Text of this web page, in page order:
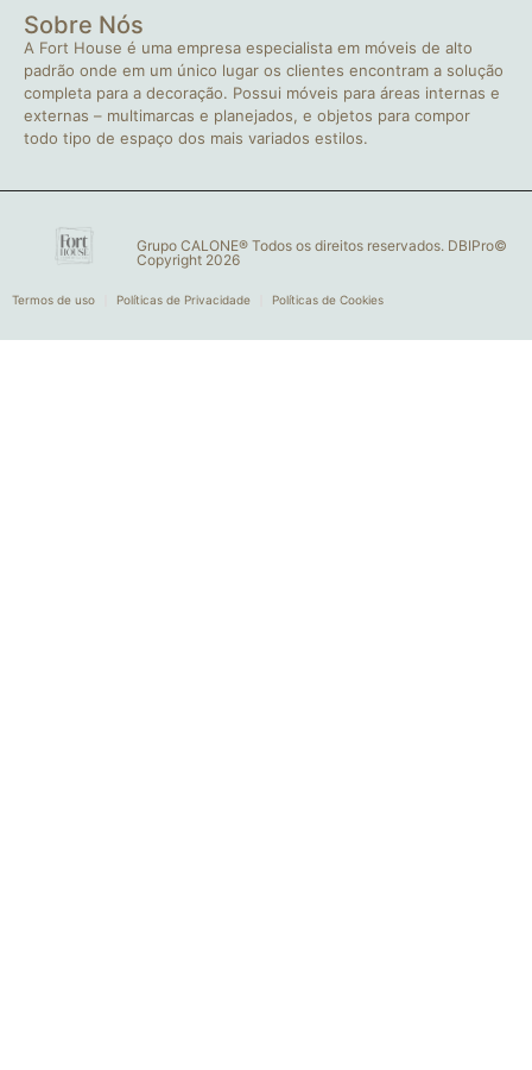
Sobre Nós
A Fort House é uma empresa especialista em móveis de alto
padrão onde em um único lugar os clientes encontram a solução
completa para a decoração. Possui móveis para áreas internas e
externas – multimarcas e planejados, e objetos para compor
todo tipo de espaço dos mais variados estilos.
Grupo CALONE® Todos os direitos reservados. DBIPro©
Copyright 2026
Termos de uso Políticas de Privacidade Políticas de Cookies